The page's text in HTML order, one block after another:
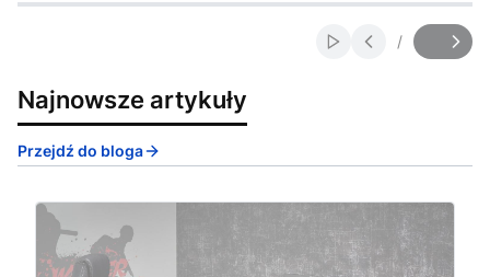
Włącz Slajd
/
z
Najnowsze artykuły
Przejdź do bloga